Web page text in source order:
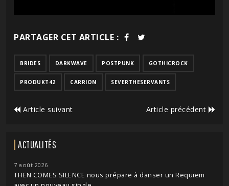
PARTAGER CET ARTICLE :
BRIDES DARKWAVE POSTPUNK GOTHICROCK
PRODUKT42 CARRION SEVERTHESERVANTS
Article suivant Article précédent
ACTUALITÉS
7 août 2026
THEN COMES SILENCE nous prépare à danser un Requiem